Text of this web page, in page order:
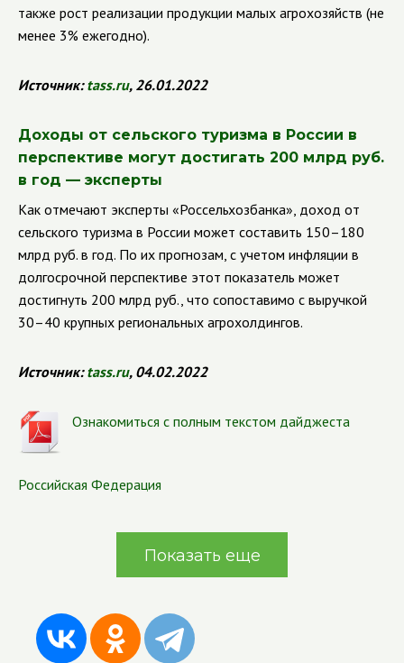
также рост реализации продукции малых агрохозяйств (не
менее 3% ежегодно).
Источник:tass.ru, 26.01.2022
Доходы от сельского туризма в России в
перспективе могут достигать 200 млрд руб.
в год — эксперты
Как отмечают эксперты «Россельхозбанка», доход от
сельского туризма в России может составить 150–180
млрд руб. в год. По их прогнозам, с учетом инфляции в
долгосрочной перспективе этот показатель может
достигнуть 200 млрд руб., что сопоставимо с выручкой
30–40 крупных региональных агрохолдингов.
Источник:tass.ru, 04.02.2022
Ознакомиться с полным текстом дайджеста
Российская Федерация
Показать еще